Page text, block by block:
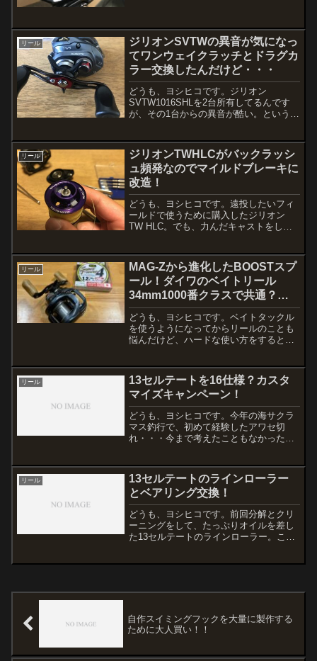
ストが下手だってこ...
リール
ジリオンSVTWの異音が気になっ
てワンウェイクラッチとドラグカ
ラー交換したんだけど・・・
どうも、ヨシヒコです。ジリオン
SVTW1016SHLを2台所有してるんです
が、その1台からの異音が酷い。というの
ン？？？」音を表現するのって難しいで
すね。とりあえずですね、ベ...
リール
ジリオンTWHLCがバックラッシ
ュ頻発なのでマイルドブレーキに
改造！
どうも、ヨシヒコです。遠投したいフィ
ールドで使うために購入したジリオン
TW HLC。でも、力んだキャストをして
ールが軽く回るからこそ遠投ができるリ
ールなんだけど、それが...
リール
MAG-Zから進化したBOOSTスプ
ール！ダイワのベイトリール
34mm1000番クラスで共通？飛
距離を求めてスプール交換
どうも、ヨシヒコです。ベイトタックル
を使うようになってからリールのことも
悩んだけど、ハードな使い方をすると簡
で新品のギヤに交換されて戻ってきても
数回で・・・ギヤを変えず...
リール
13セルテートを16仕様？カスタ
マイズキャンペーン！
どうも、ヨシヒコです。今年の海サクラ
マス釣行で、初めて経験したアワセ切
れ・・・今まで考えたこともなかったし
洗いして乾燥させるだけです。乾いた後
にリールを確認したら、ライ...
リール
13セルテートのラインローラー
とベアリング交換！
どうも、ヨシヒコです。前回分解とクリ
ーニングをして、たっぷりオイルを差し
た13セルテートのラインローラー。これ
自作スイミングフックを大量に製作する
ために大人買い！！